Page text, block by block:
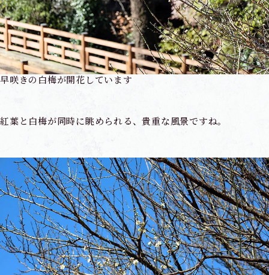
早咲きの白梅が開花しています
紅葉と白梅が同時に眺められる、貴重な風景ですね。